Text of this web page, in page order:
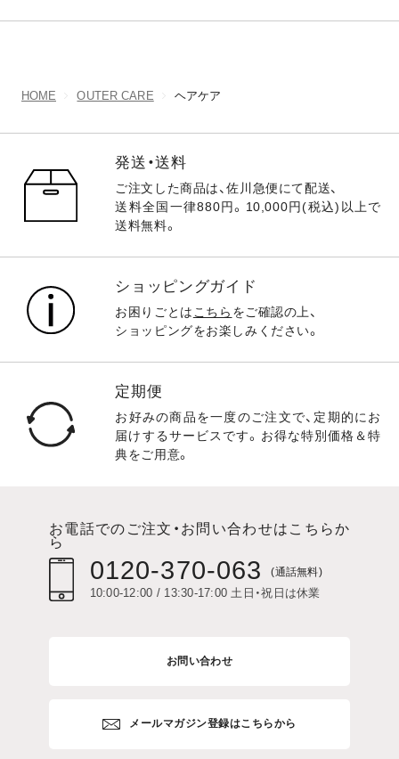
HOME OUTER CARE ヘアケア
発送・送料
ご注文した商品は、佐川急便にて配送、
送料全国一律880円。10,000円(税込)以上で
送料無料。
ショッピングガイド
お困りごとは こちら をご確認の上、
ショッピングをお楽しみください。
定期便
お好みの商品を一度のご注文で、定期的にお
届けするサービスです。お得な特別価格＆特
典をご用意。
お電話でのご注文・お問い合わせはこちらか
ら
0120-370-063 (通話無料)
10:00-12:00 / 13:30-17:00 土日・祝日は休業
お問い合わせ
メールマガジン登録はこちらから